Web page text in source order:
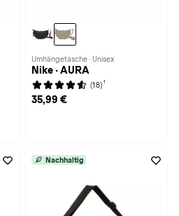
Umhängetasche · Unisex
Nike · AURA
(18) 1
35,99 €
Nachhaltig